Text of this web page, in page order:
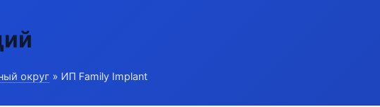
округ » ИП Family Implant